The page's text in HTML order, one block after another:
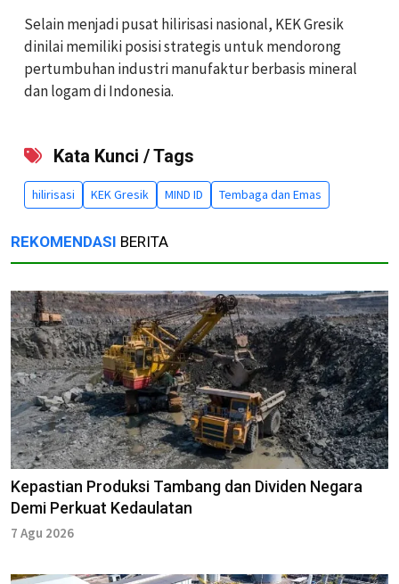
Selain menjadi pusat hilirisasi nasional, KEK Gresik
dinilai memiliki posisi strategis untuk mendorong
pertumbuhan industri manufaktur berbasis mineral
dan logam di Indonesia.
Kata Kunci / Tags
hilirisasi KEK Gresik MIND ID Tembaga dan Emas
REKOMENDASI BERITA
Kepastian Produksi Tambang dan Dividen Negara
Demi Perkuat Kedaulatan
7 Agu 2026